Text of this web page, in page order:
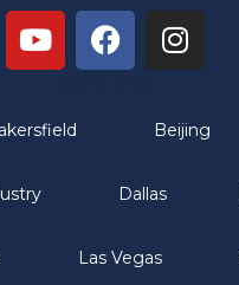
Beijing
Dallas
Las Vegas